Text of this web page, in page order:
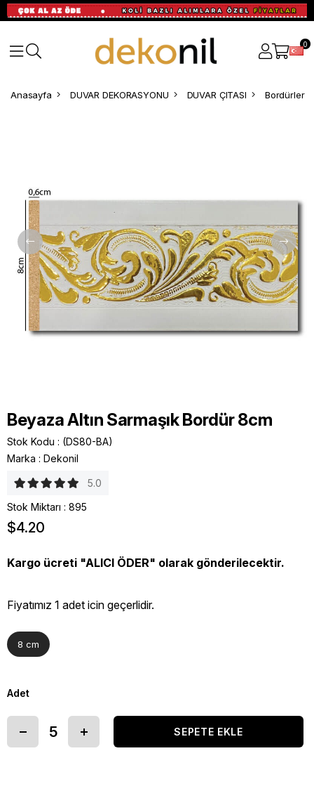
0
Anasayfa DUVAR DEKORASYONU DUVAR ÇITASI Bordürler
Beyaza Altın Sarmaşık Bordür 8cm
Stok Kodu
(DS80-BA)
Marka : Dekonil
5.0
Stok Miktarı : 895
$4.20
Kargo ücreti "ALICI ÖDER" olarak gönderilecektir.
Fiyatımız 1 adet icin geçerlidir.
8 cm
Adet